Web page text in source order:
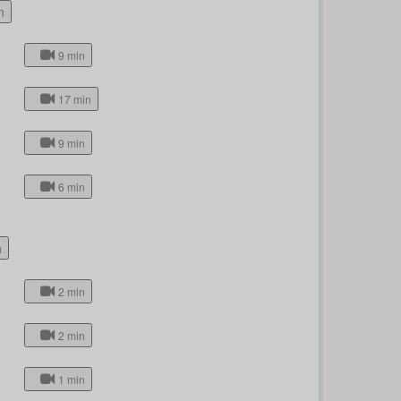
9 min
17 min
9 min
6 min
2 min
2 min
1 min